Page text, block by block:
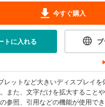
今すぐ購入
トに入れる
レットなど大きいディスプレイを
また、文字だけを拡大すること
参照、引用などの機能が使用でき